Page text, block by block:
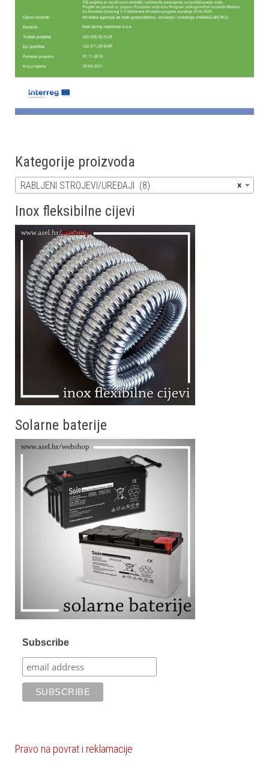
Kategorije proizvoda
×
RABLJENI STROJEVI/UREĐAJI (8)
Inox fleksibilne cijevi
Solarne baterije
Subscribe
Pravo na povrat i reklamacije